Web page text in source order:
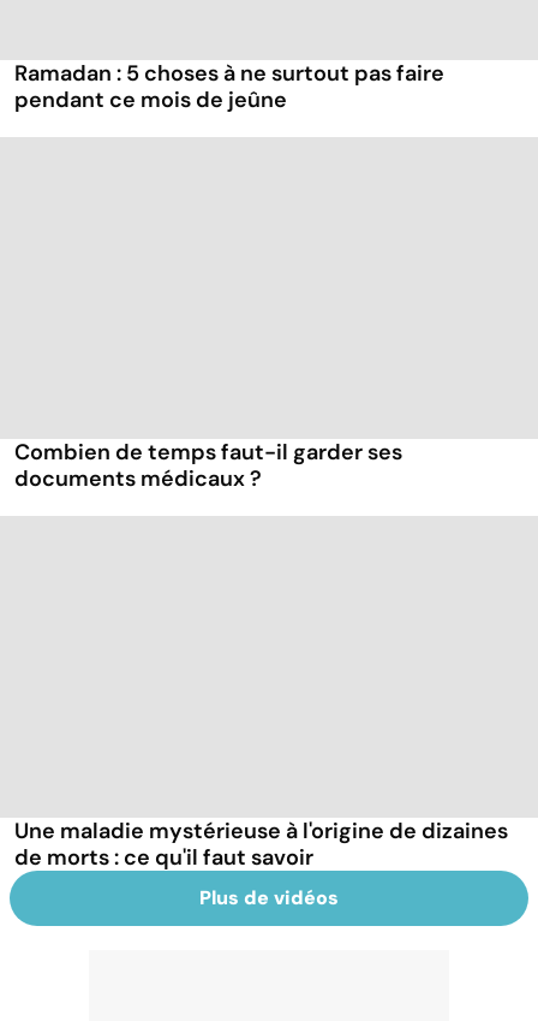
Ramadan : 5 choses à ne surtout pas faire
pendant ce mois de jeûne
Combien de temps faut-il garder ses
documents médicaux ?
Une maladie mystérieuse à l'origine de dizaines
de morts : ce qu'il faut savoir
Plus de vidéos